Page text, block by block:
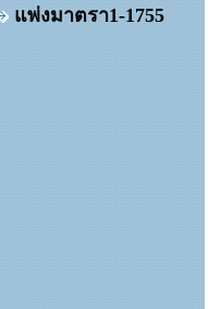
แพ่งมาตรา1-1755